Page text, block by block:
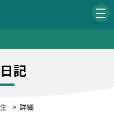
記
> 詳細